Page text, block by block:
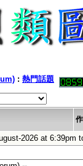
: 熱門話題
2026 at 6:39pm